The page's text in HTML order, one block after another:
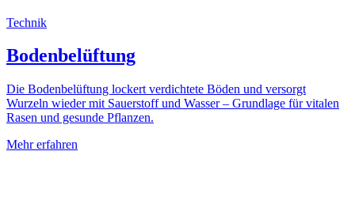
Technik
Bodenbelüftung
Die Bodenbelüftung lockert verdichtete Böden und versorgt
Wurzeln wieder mit Sauerstoff und Wasser – Grundlage für vitalen
Rasen und gesunde Pflanzen.
Mehr erfahren